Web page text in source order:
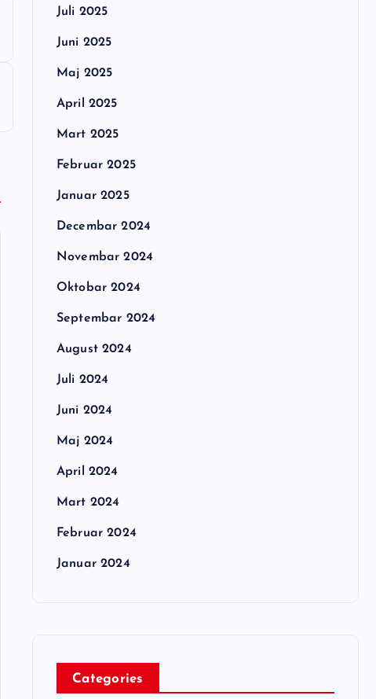
Juli 2025
Juni 2025
Maj 2025
April 2025
Mart 2025
Februar 2025
Januar 2025
Decembar 2024
Novembar 2024
Oktobar 2024
Septembar 2024
August 2024
Juli 2024
Juni 2024
Maj 2024
April 2024
Mart 2024
Februar 2024
Januar 2024
Categories